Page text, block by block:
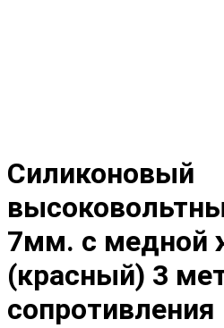
Силиконовый
7мм. с медной
(красный) 3
сопротивления